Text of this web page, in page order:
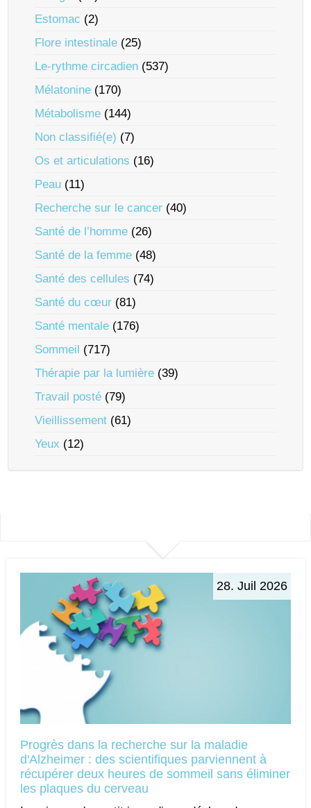
Estomac (2)
Flore intestinale (25)
Le-rythme circadien (537)
Mélatonine (170)
Métabolisme (144)
Non classifié(e) (7)
Os et articulations (16)
Peau (11)
Recherche sur le cancer (40)
Santé de l’homme (26)
Santé de la femme (48)
Santé des cellules (74)
Santé du cœur (81)
Santé mentale (176)
Sommeil (717)
Thérapie par la lumière (39)
Travail posté (79)
Vieillissement (61)
Yeux (12)
28. Juil 2026
Progrès dans la recherche sur la maladie
d'Alzheimer : des scientifiques parviennent à
récupérer deux heures de sommeil sans éliminer
les plaques du cerveau